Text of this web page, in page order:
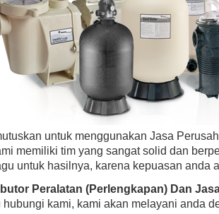
untuk menggunakan Jasa
memiliki tim yang sangat solid dan
untuk hasilnya, karena kepuasan anda
Peralatan (Perlengkapan) Dan
hubungi kami, kami akan melayani anda